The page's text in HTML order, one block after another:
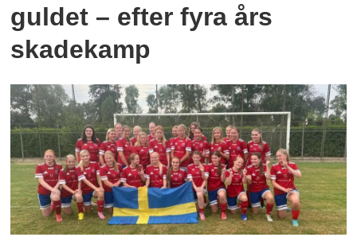
guldet – efter fyra års
skadekamp